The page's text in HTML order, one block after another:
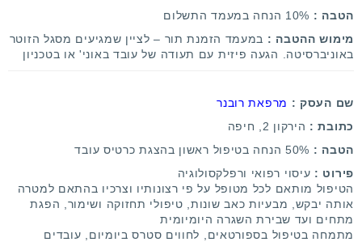
הטבה :
מימוש ההטבה : במעמד הזמנת תור – לציין שמגיעים מסגל הזוטר
באוניברסיטה. הגעה פיזית עם תעודה של עובד באוני' או בטכניון
שם העסק : מרפאת רובנר
כתובת : הירקון 2, חיפה
הטבה :
פירוט : עיסוי רפואי ורפלקסולוגיה
הטיפול מותאם לכל מטופל על פי רצונותיו וצרכיו בהתאם למטרה
אותה יבקש, מבעיות כאב שונות, טיפולי תחזוקה ושימור, הפגת
מתחים ועד שבירת השגרה היומיומית
מתמחה בטיפול בספורטאים, לחווים סטרס ביומיום, עובדים